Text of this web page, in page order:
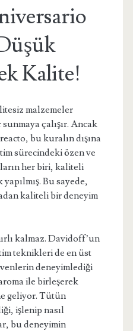
Kalite!
malzemeler
çalışır. Ancak
bu kuralın dışına
sürecindeki özen ve
her biri, kaliteli
Bu sayede,
kaliteli bir deneyim
kalmaz. Davidoff’un
teknikleri de en üst
deneyimlediği
ile birleşerek
geliyor. Tütün
işlenip nasıl
bu deneyimin